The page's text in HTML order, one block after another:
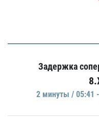
Задержка
2 минуты / 05:41